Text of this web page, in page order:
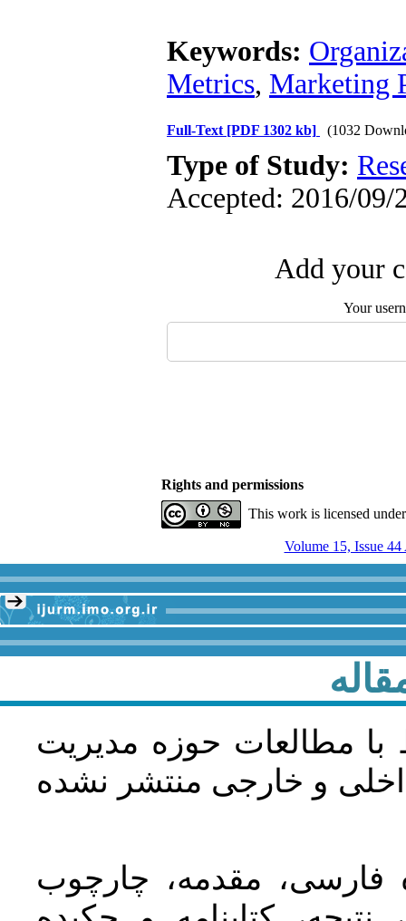
Keywords:
Metrics, Marketing
Full-Text [PDF 1302 kb] (1032
Type of Study:
Accepted: 2016/09/
Add your
Your
Rights and permissions
This work is licensed
با مطالعات حوزه مديريت
و خارجی منتشر نشده
فارسی، مقدمه، چارچوب